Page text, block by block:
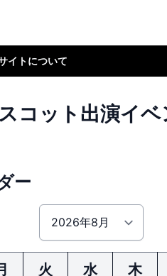
イトについて
コット出演イベ
ー
火 水 木